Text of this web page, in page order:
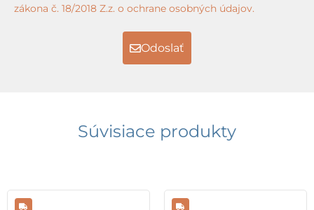
zákona č. 18/2018 Z.z. o ochrane osobných údajov.
Odoslať
Súvisiace produkty